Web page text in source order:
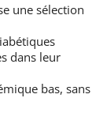
une sélection
dans leur
bas, sans